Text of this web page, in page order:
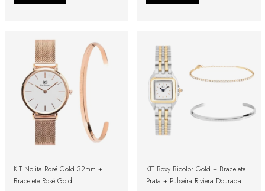
KIT Nolita Rosé Gold 32mm +
Bracelete Rosé Gold
KIT Boxy Bicolor Gold + Bracelete
Prata + Pulseira Riviera Dourada